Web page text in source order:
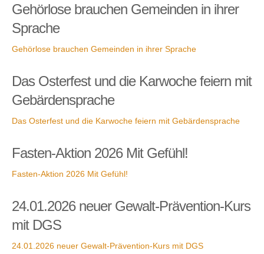
Gehörlose brauchen Gemeinden in ihrer
Sprache
Gehörlose brauchen Gemeinden in ihrer Sprache
Das Osterfest und die Karwoche feiern mit
Gebärdensprache
Das Osterfest und die Karwoche feiern mit Gebärdensprache
Fasten-Aktion 2026 Mit Gefühl!
Fasten-Aktion 2026 Mit Gefühl!
24.01.2026 neuer Gewalt-Prävention-Kurs
mit DGS
24.01.2026 neuer Gewalt-Prävention-Kurs mit DGS